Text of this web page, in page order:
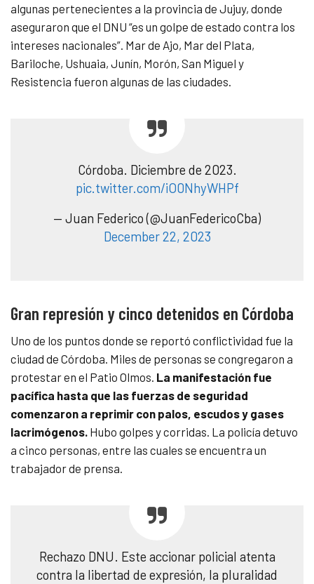
algunas pertenecientes a la provincia de Jujuy, donde
aseguraron que el DNU “es un golpe de estado contra los
intereses nacionales”. Mar de Ajo, Mar del Plata,
Bariloche, Ushuaia, Junín, Morón, San Miguel y
Resistencia fueron algunas de las ciudades.
Córdoba. Diciembre de 2023.
pic.twitter.com/iO0NhyWHPf
— Juan Federico (@JuanFedericoCba)
December 22, 2023
Gran represión y cinco detenidos en Córdoba
Uno de los puntos donde se reportó conflictividad fue la
ciudad de Córdoba. Miles de personas se congregaron a
protestar en el Patio Olmos. La manifestación fue
pacífica hasta que las fuerzas de seguridad
comenzaron a reprimir con palos, escudos y gases
lacrimógenos. Hubo golpes y corridas. La policía detuvo
a cinco personas, entre las cuales se encuentra un
trabajador de prensa.
Rechazo DNU. Este accionar policial atenta
contra la libertad de expresión, la pluralidad